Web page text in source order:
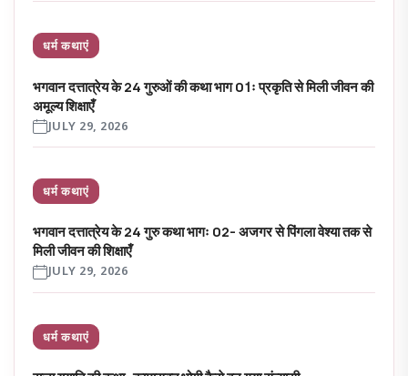
धर्म कथाएं
भगवान दत्तात्रेय के 24 गुरुओं की कथा भाग 01ः प्रकृति से मिली जीवन की
अमूल्य शिक्षाएँ
JULY 29, 2026
धर्म कथाएं
भगवान दत्तात्रेय के 24 गुरु कथा भागः 02- अजगर से पिंगला वेश्या तक से
मिली जीवन की शिक्षाएँ
JULY 29, 2026
धर्म कथाएं